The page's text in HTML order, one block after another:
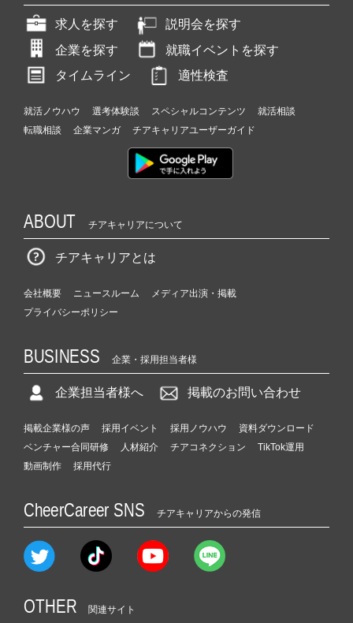
求人を探す
説明会を探す
企業を探す
就職イベントを探す
タイムライン
適性検査
就活ノウハウ 選考体験談 スペシャルコンテンツ
就活相談
転職相談
企業マンガ チアキャリアユーザーガイド
ABOUT チアキャリアについて
チアキャリアとは
会社概要 ニュースルーム
メディア出演・掲載
プライバシーポリシー
BUSINESS 企業・採用担当者様
企業担当者様へ 掲載のお問い合わせ
掲載企業様の声 採用イベント 採用ノウハウ
資料ダウンロード
ベンチャー合同研修
人材紹介 チアコネクション
TikTok運用
動画制作
採用代行
CheerCareer SNS チアキャリアからの発信
OTHER 関連サイト